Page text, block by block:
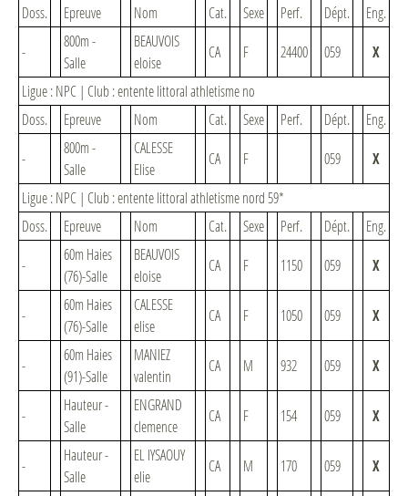
Doss.
Epreuve Nom Cat. Sexe Perf. Dépt. Eng.
-
800m -
Salle
BEAUVOIS
eloise
CA F 24400 059 X
Ligue : NPC | Club : entente littoral athletisme no
Doss.
Epreuve Nom Cat. Sexe Perf. Dépt. Eng.
-
800m -
Salle
CALESSE
Elise
CA F 059 X
Ligue : NPC | Club : entente littoral athletisme nord 59*
Doss.
Epreuve Nom Cat. Sexe Perf. Dépt. Eng.
-
60m Haies
(76)-Salle
BEAUVOIS
eloise
CA F 1150 059 X
-
60m Haies
(76)-Salle
CALESSE
elise
CA F 1050 059 X
-
60m Haies
(91)-Salle
MANIEZ
valentin
CA M 932 059 X
-
Hauteur -
Salle
ENGRAND
clemence
CA F 154 059 X
-
Hauteur -
Salle
EL IYSAOUY
elie
CA M 170 059 X